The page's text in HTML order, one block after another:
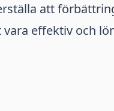
att
effektiv och